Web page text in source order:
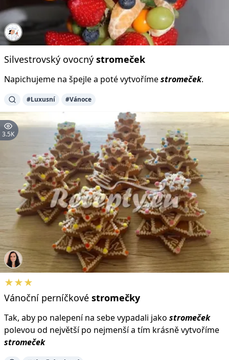
Silvestrovský ovocný stromeček
Napichujeme na špejle a poté vytvořímestromeček.
#Luxusní #Vánoce
3.5K
★★★
Vánoční perníčkové stromečky
Tak, aby po nalepení na sebe vypadali jako stromeček
polevou od největší po nejmenší a tím krásně vytvoříme
stromeček